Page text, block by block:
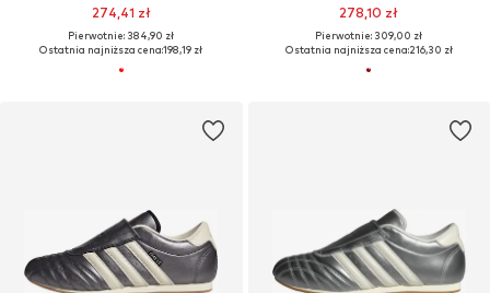
274,41 zł
Pierwotnie: 384,90 zł
Ostatnia najniższa cena:198,19 zł
278,10 zł
Pierwotnie: 309,00 zł
Ostatnia najniższa cena:216,30 zł